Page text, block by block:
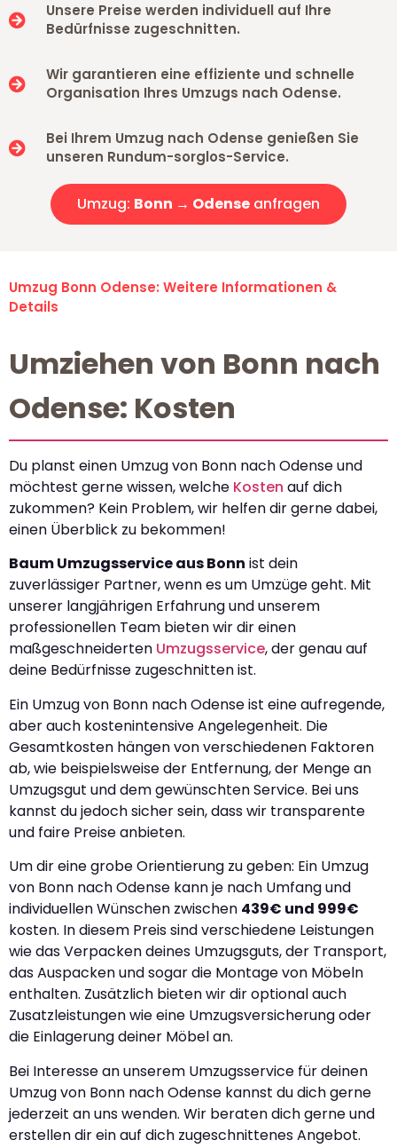
Unsere Preise werden individuell auf Ihre
Bedürfnisse zugeschnitten.
Wir garantieren eine effiziente und schnelle
Organisation Ihres Umzugs nach Odense.
Bei Ihrem Umzug nach Odense genießen Sie
unseren Rundum-sorglos-Service.
Umzug: Bonn → Odense anfragen
Umzug Bonn Odense: Weitere Informationen &
Details
Umziehen von Bonn nach
Odense: Kosten
Du planst einen Umzug von Bonn nach Odense und
möchtest gerne wissen, welche Kosten auf dich
zukommen? Kein Problem, wir helfen dir gerne dabei,
einen Überblick zu bekommen!
Baum Umzugsservice aus Bonn ist dein
zuverlässiger Partner, wenn es um Umzüge geht. Mit
unserer langjährigen Erfahrung und unserem
professionellen Team bieten wir dir einen
maßgeschneiderten Umzugsservice, der genau auf
deine Bedürfnisse zugeschnitten ist.
Ein Umzug von Bonn nach Odense ist eine aufregende,
aber auch kostenintensive Angelegenheit. Die
Gesamtkosten hängen von verschiedenen Faktoren
ab, wie beispielsweise der Entfernung, der Menge an
Umzugsgut und dem gewünschten Service. Bei uns
kannst du jedoch sicher sein, dass wir transparente
und faire Preise anbieten.
Um dir eine grobe Orientierung zu geben: Ein Umzug
von Bonn nach Odense kann je nach Umfang und
individuellen Wünschen zwischen 439€ und 999€
kosten. In diesem Preis sind verschiedene Leistungen
wie das Verpacken deines Umzugsguts, der Transport,
das Auspacken und sogar die Montage von Möbeln
enthalten. Zusätzlich bieten wir dir optional auch
Zusatzleistungen wie eine Umzugsversicherung oder
die Einlagerung deiner Möbel an.
Bei Interesse an unserem Umzugsservice für deinen
Umzug von Bonn nach Odense kannst du dich gerne
jederzeit an uns wenden. Wir beraten dich gerne und
erstellen dir ein auf dich zugeschnittenes Angebot.